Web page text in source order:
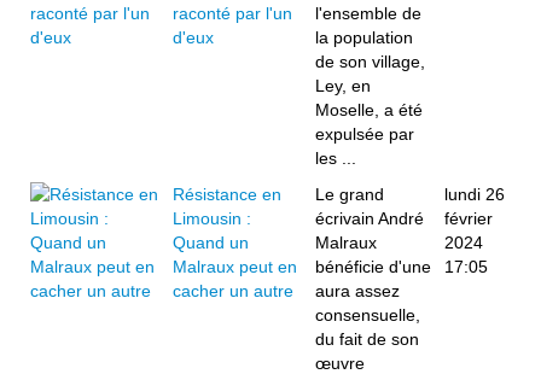
raconté par l'un
d'eux
l'ensemble de
la population
de son village,
Ley, en
Moselle, a été
expulsée par
les ...
Résistance en
Limousin :
Quand un
Malraux peut en
cacher un autre
Le grand
écrivain André
Malraux
bénéficie d'une
aura assez
consensuelle,
du fait de son
œuvre
lundi 26
février
2024
17:05